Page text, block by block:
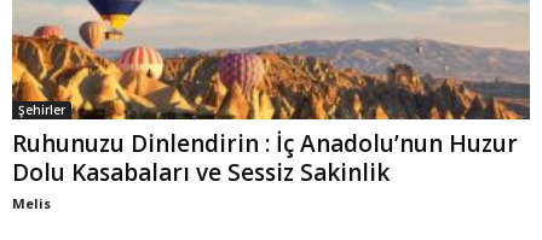
Şehirler
Ruhunuzu Dinlendirin : İç Anadolu’nun Huzur
Dolu Kasabaları ve Sessiz Sakinlik
Melis